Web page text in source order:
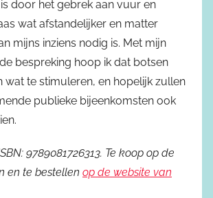
door het gebrek aan vuur en
wat afstandelijker en matter
mijns inziens nodig is. Met mijn
bespreking hoop ik dat botsen
wat te stimuleren, en hopelijk zullen
publieke bijeenkomsten ook
9789081726313. Te koop op de
en te bestellen op de website van